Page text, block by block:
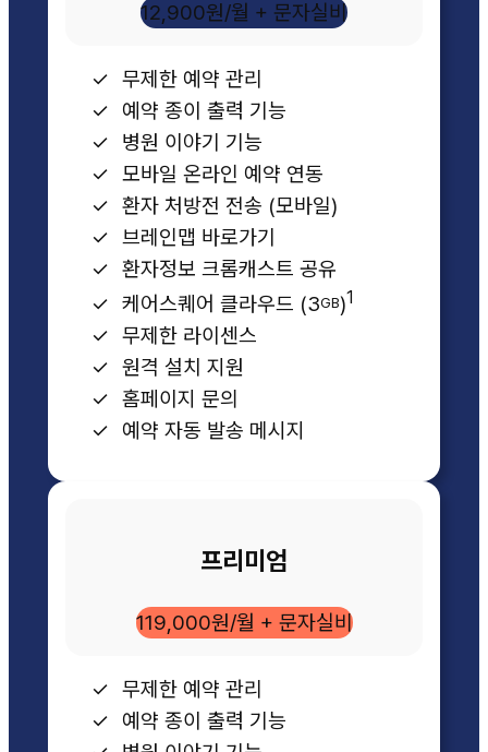
12,900원/월 + 문자실비
무제한 예약 관리
예약 종이 출력 기능
병원 이야기 기능
모바일 온라인 예약 연동
환자 처방전 전송 (모바일)
브레인맵 바로가기
환자정보 크롬캐스트 공유
케어스퀘어 클라우드 (3GB)1
무제한 라이센스
원격 설치 지원
홈페이지 문의
예약 자동 발송 메시지
프리미엄
119,000원/월 + 문자실비
무제한 예약 관리
예약 종이 출력 기능